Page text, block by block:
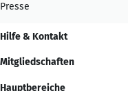
Presse
Hilfe & Kontakt
Mitgliedschaften
Hauptbereiche